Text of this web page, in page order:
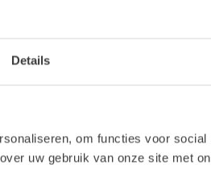
Details
om functies voor
uw gebruik van onze site met